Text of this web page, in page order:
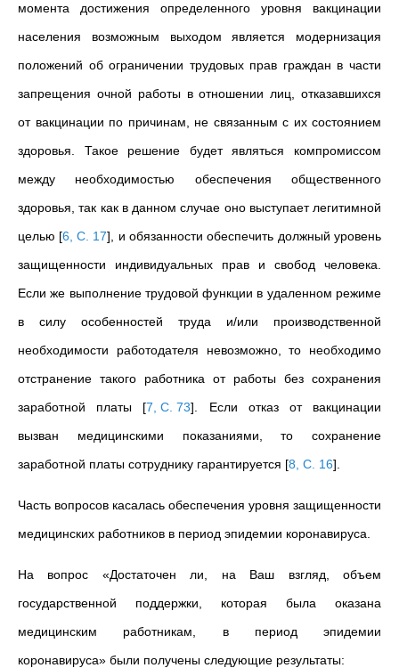
момента достижения определенного уровня вакцинации
населения возможным выходом является модернизация
положений об ограничении трудовых прав граждан в части
запрещения очной работы в отношении лиц, отказавшихся
от вакцинации по причинам, не связанным с их состоянием
здоровья. Такое решение будет являться компромиссом
между необходимостью обеспечения общественного
здоровья, так как в данном случае оно выступает легитимной
целью [6, С. 17] , и обязанности обеспечить должный уровень
защищенности индивидуальных прав и свобод человека.
Если же выполнение трудовой функции в удаленном режиме
в силу особенностей труда и/или производственной
необходимости работодателя невозможно, то необходимо
отстранение такого работника от работы без сохранения
заработной платы [7, С. 73] . Если отказ от вакцинации
вызван медицинскими показаниями, то сохранение
заработной платы сотруднику гарантируется [8, С. 16]
Часть вопросов касалась обеспечения уровня защищенности
медицинских работников в период эпидемии коронавируса.
На вопрос «Достаточен ли, на Ваш взгляд, объем
государственной поддержки, которая была оказана
медицинским работникам, в период эпидемии
коронавируса» были получены следующие результаты: